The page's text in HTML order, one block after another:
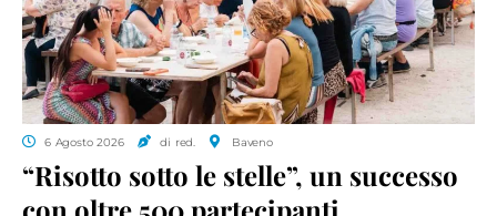
6 Agosto 2026 di red. Baveno
“Risotto sotto le stelle”, un successo